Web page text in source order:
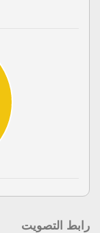
رابط التصويت